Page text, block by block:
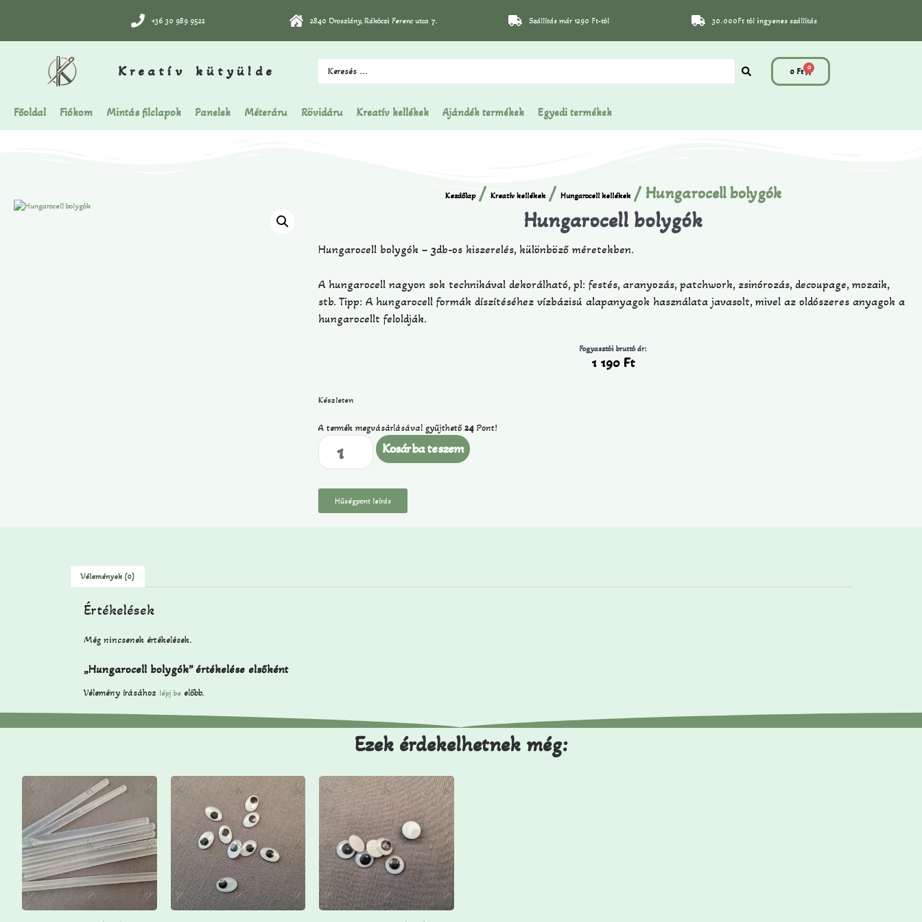
+36 30 989 9522 2840 Oroszlány, Rákóczi Ferenc utca 7. Szállítás már 1290 Ft-tól 30.000Ft tól ingyenes szállítás
Kreatív kütyülde 0 Ft 0
Főoldal Fiókom Mintás filclapok Panelek Méteráru Rövidáru Kreatív kellékek Ajándék termékek Egyedi termékek
Kezdőlap/ Kreatív kellékek/ Hungarocell kellékek/ Hungarocell bolygók
Hungarocell bolygók
Hungarocell bolygók – 3db-os kiszerelés, különböző méretekben.
A hungarocell nagyon sok technikával dekorálható, pl: festés, aranyozás, patchwork, zsinórozás, decoupage, mozaik,
stb. Tipp: A hungarocell formák díszítéséhez vízbázisú alapanyagok használata javasolt, mivel az oldószeres anyagok a
hungarocellt feloldják.
Fogyasztói bruttó ár:
1 190 Ft
Készleten
A termék megvásárlásával gyűjthető24Pont!
Kosárba teszem
Hűségpont leírás
Vélemények (0)
Értékelések
Még nincsenek értékelések.
„Hungarocell bolygók” értékelése elsőként
Vélemény írásához lépj be előbb.
Ezek érdekelhetnek még: